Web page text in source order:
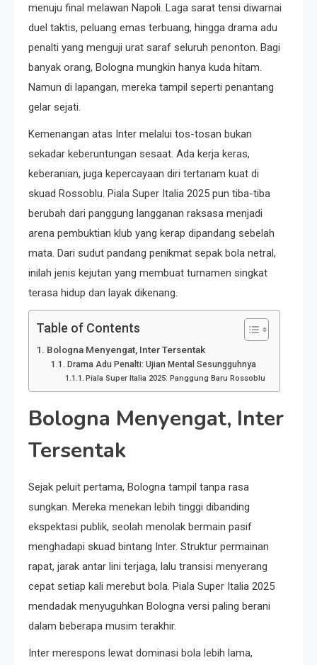
menuju final melawan Napoli. Laga sarat tensi diwarnai
duel taktis, peluang emas terbuang, hingga drama adu
penalti yang menguji urat saraf seluruh penonton. Bagi
banyak orang, Bologna mungkin hanya kuda hitam.
Namun di lapangan, mereka tampil seperti penantang
gelar sejati.
Kemenangan atas Inter melalui tos-tosan bukan
sekadar keberuntungan sesaat. Ada kerja keras,
keberanian, juga kepercayaan diri tertanam kuat di
skuad Rossoblu. Piala Super Italia 2025 pun tiba-tiba
berubah dari panggung langganan raksasa menjadi
arena pembuktian klub yang kerap dipandang sebelah
mata. Dari sudut pandang penikmat sepak bola netral,
inilah jenis kejutan yang membuat turnamen singkat
terasa hidup dan layak dikenang.
Table of Contents
Bologna Menyengat, Inter Tersentak
Drama Adu Penalti: Ujian Mental Sesungguhnya
Piala Super Italia 2025: Panggung Baru Rossoblu
Bologna Menyengat, Inter
Tersentak
Sejak peluit pertama, Bologna tampil tanpa rasa
sungkan. Mereka menekan lebih tinggi dibanding
ekspektasi publik, seolah menolak bermain pasif
menghadapi skuad bintang Inter. Struktur permainan
rapat, jarak antar lini terjaga, lalu transisi menyerang
cepat setiap kali merebut bola. Piala Super Italia 2025
mendadak menyuguhkan Bologna versi paling berani
dalam beberapa musim terakhir.
Inter merespons lewat dominasi bola lebih lama,